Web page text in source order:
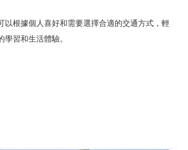
根據個人喜好和需要選擇合適的交通方式，輕
習和生活體驗。